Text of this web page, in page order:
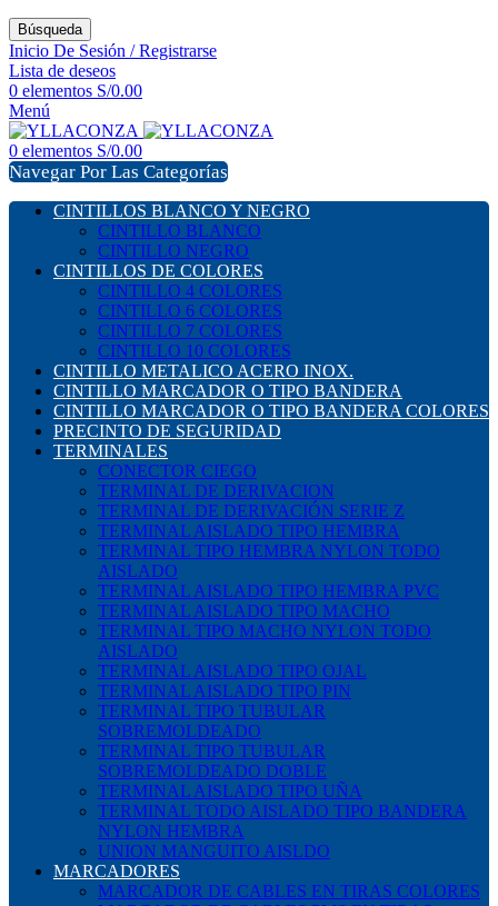
Búsqueda
Inicio De Sesión / Registrarse
Lista de deseos
0 elementos S/0.00
Menú
0 elementos S/0.00
Navegar Por Las Categorías
CINTILLOS BLANCO Y NEGRO
CINTILLO BLANCO
CINTILLO NEGRO
CINTILLOS DE COLORES
CINTILLO 4 COLORES
CINTILLO 6 COLORES
CINTILLO 7 COLORES
CINTILLO 10 COLORES
CINTILLO METALICO ACERO INOX.
CINTILLO MARCADOR O TIPO BANDERA
CINTILLO MARCADOR O TIPO BANDERA COLORES
PRECINTO DE SEGURIDAD
TERMINALES
CONECTOR CIEGO
TERMINAL DE DERIVACION
TERMINAL DE DERIVACIÓN SERIE Z
TERMINAL AISLADO TIPO HEMBRA
TERMINAL TIPO HEMBRA NYLON TODO
AISLADO
TERMINAL AISLADO TIPO HEMBRA PVC
TERMINAL AISLADO TIPO MACHO
TERMINAL TIPO MACHO NYLON TODO
AISLADO
TERMINAL AISLADO TIPO OJAL
TERMINAL AISLADO TIPO PIN
TERMINAL TIPO TUBULAR
SOBREMOLDEADO
TERMINAL TIPO TUBULAR
SOBREMOLDEADO DOBLE
TERMINAL AISLADO TIPO UÑA
TERMINAL TODO AISLADO TIPO BANDERA
NYLON HEMBRA
UNION MANGUITO AISLDO
MARCADORES
MARCADOR DE CABLES EN TIRAS COLORES